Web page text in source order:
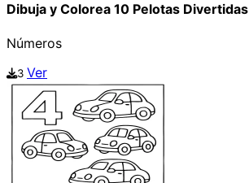
Dibuja y Colorea 10 Pelotas Divertidas
Números
3 Ver